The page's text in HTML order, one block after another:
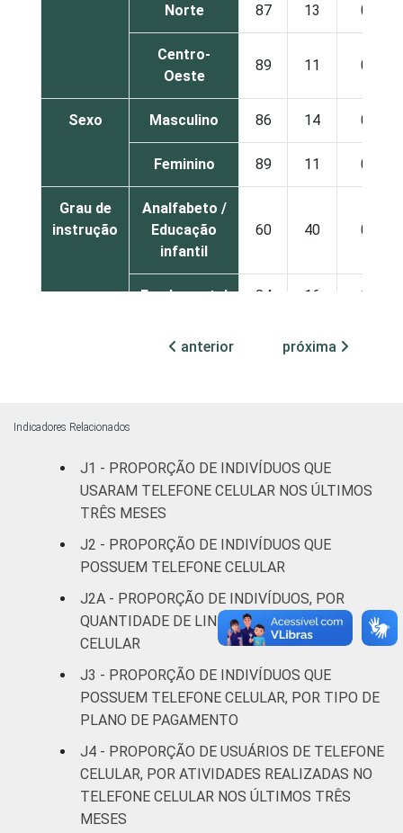
Norte 87 13 0
Centro-
Oeste
89 11 0
Sexo Masculino 86 14 0
Feminino 89 11 0
Grau de
instrução
Analfabeto /
Educação
infantil
60 40 0
Fundamental 84 16 0
Médio 4
Faixa
De 16 a 24
De 25 a 34
94
De 35 a 44
92 8 0
De 45 a 59
anos
88 12 0
De 60 anos
ou mais
68 32 0
Renda
anterior próxima
Indicadores Relacionados
J1 - PROPORÇÃO DE INDIVÍDUOS QUE
USARAM TELEFONE CELULAR NOS ÚLTIMOS
TRÊS MESES
J2 - PROPORÇÃO DE INDIVÍDUOS QUE
POSSUEM TELEFONE CELULAR
J2A - PROPORÇÃO DE INDIVÍDUOS, POR
QUANTIDADE DE LINHAS DE TELEFONE
CELULAR
J3 - PROPORÇÃO DE INDIVÍDUOS QUE
POSSUEM TELEFONE CELULAR, POR TIPO DE
PLANO DE PAGAMENTO
J4 - PROPORÇÃO DE USUÁRIOS DE TELEFONE
CELULAR, POR ATIVIDADES REALIZADAS NO
TELEFONE CELULAR NOS ÚLTIMOS TRÊS
MESES